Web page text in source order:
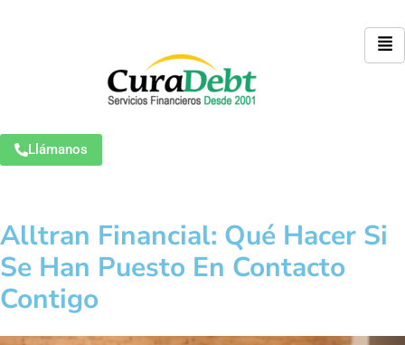
Llámanos
Alltran Financial: Qué Hacer Si
Se Han Puesto En Contacto
Contigo